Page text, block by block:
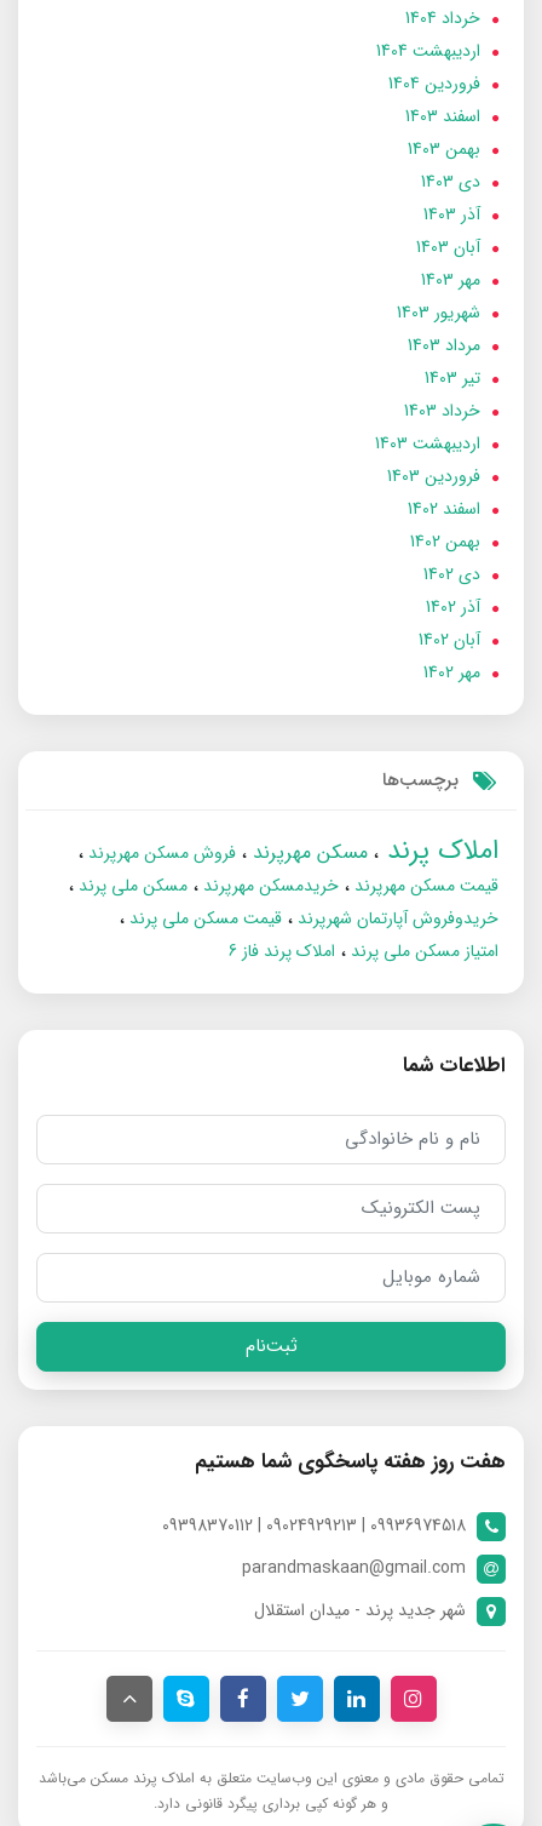
خرداد 1404
ارديبهشت 1404
فروردین 1404
اسفند 1403
بهمن 1403
دی 1403
آذر 1403
آبان 1403
مهر 1403
شهریور 1403
مرداد 1403
تير 1403
خرداد 1403
ارديبهشت 1403
فروردین 1403
اسفند 1402
بهمن 1402
دی 1402
آذر 1402
آبان 1402
مهر 1402
برچسب‌ها
املاک پرند مسکن مهرپرند
فروش مسکن مهرپرند
قیمت مسکن مهرپرند
خریدمسکن مهرپرند
مسکن ملی پرند
خریدوفروش آپارتمان شهرپرند
قیمت مسکن ملی پرند
امتیاز مسکن ملی پرند
املاک پرند فاز 6
اطلاعات شما
ثبت‌نام
هفت روز هفته پاسخگوی شما هستیم
09936974518 | 09024929213 | 09398370112
parandmaskaan@gmail.com
شهر جدید پرند - میدان استقلال
تمامی حقوق مادی و معنوی این وب‌سایت متعلق به املاک پرند مسکن می‌باشد
و هر گونه کپی برداری پیگرد قانونی دارد.